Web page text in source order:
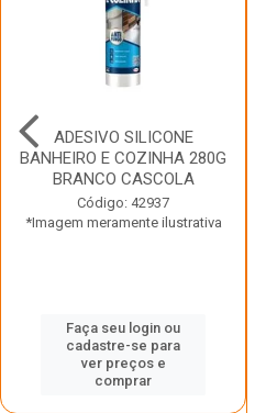
ADESIVO SILICONE
BANHEIRO E COZINHA 280G
BRANCO CASCOLA
Código: 42937
*Imagem meramente ilustrativa
Faça seu login ou
cadastre-se para
ver preços e
comprar